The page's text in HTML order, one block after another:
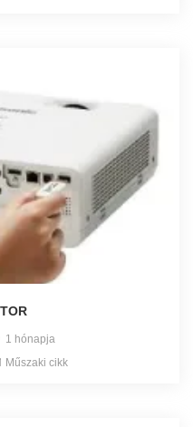
1 hónapja
Műszaki cikk